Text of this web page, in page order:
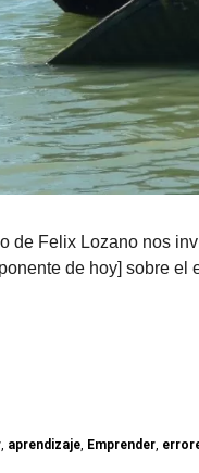
de Felix Lozano nos
de hoy] sobre
, aprendizaje, Emprender,